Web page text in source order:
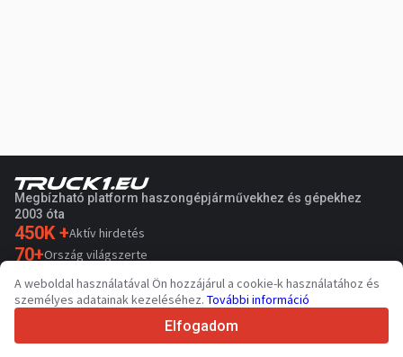
Megbízható platform haszongépjárművekhez és gépekhez
2003 óta
450K +Aktív hirdetés
70+Ország világszerte
36 Támogatott nyelv
4.7/5
A weboldal használatával Ön hozzájárul a cookie-k használatához és
személyes adatainak kezeléséhez. További információ
Elfogadom